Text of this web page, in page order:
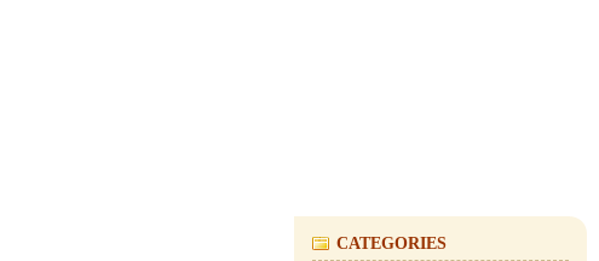
CATEGORIES